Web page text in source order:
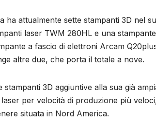
attualmente sette stampanti 3D nel
laser TWM ​​280HL e una
a fascio di elettroni Arcam
altre due, che porta il totale a nove.
3D aggiuntive alla sua già
per velocità di produzione più
situata in Nord America.